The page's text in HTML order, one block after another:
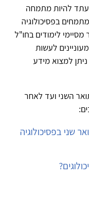
להיות מתמחה
בפסיכולוגיה
לימודים בחו"ל
לעשות
למצוא מידע
השני ועד לאחר
שני בפסיכולוגיה